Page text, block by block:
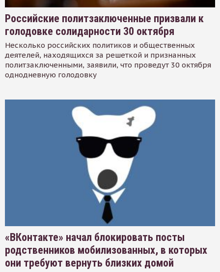
Российские политзаключенные призвали к
голодовке солидарности 30 октября
Несколько российских политиков и общественных
деятелей, находящихся за решеткой и признанных
политзаключенными, заявили, что проведут 30 октября
однодневную голодовку
«ВКонтакте» начал блокировать посты
родственников мобилизованных, в которых
они требуют вернуть близких домой